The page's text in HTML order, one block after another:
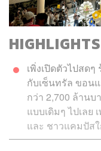
HIGHLIGHTS
เพิ่งเปิดตัวไปสด
กับเซ็นทรัล ขอน
กว่า 2,700 ล้าน
แบบเดิมๆ ไปเล
และ ชาวแคมปัส